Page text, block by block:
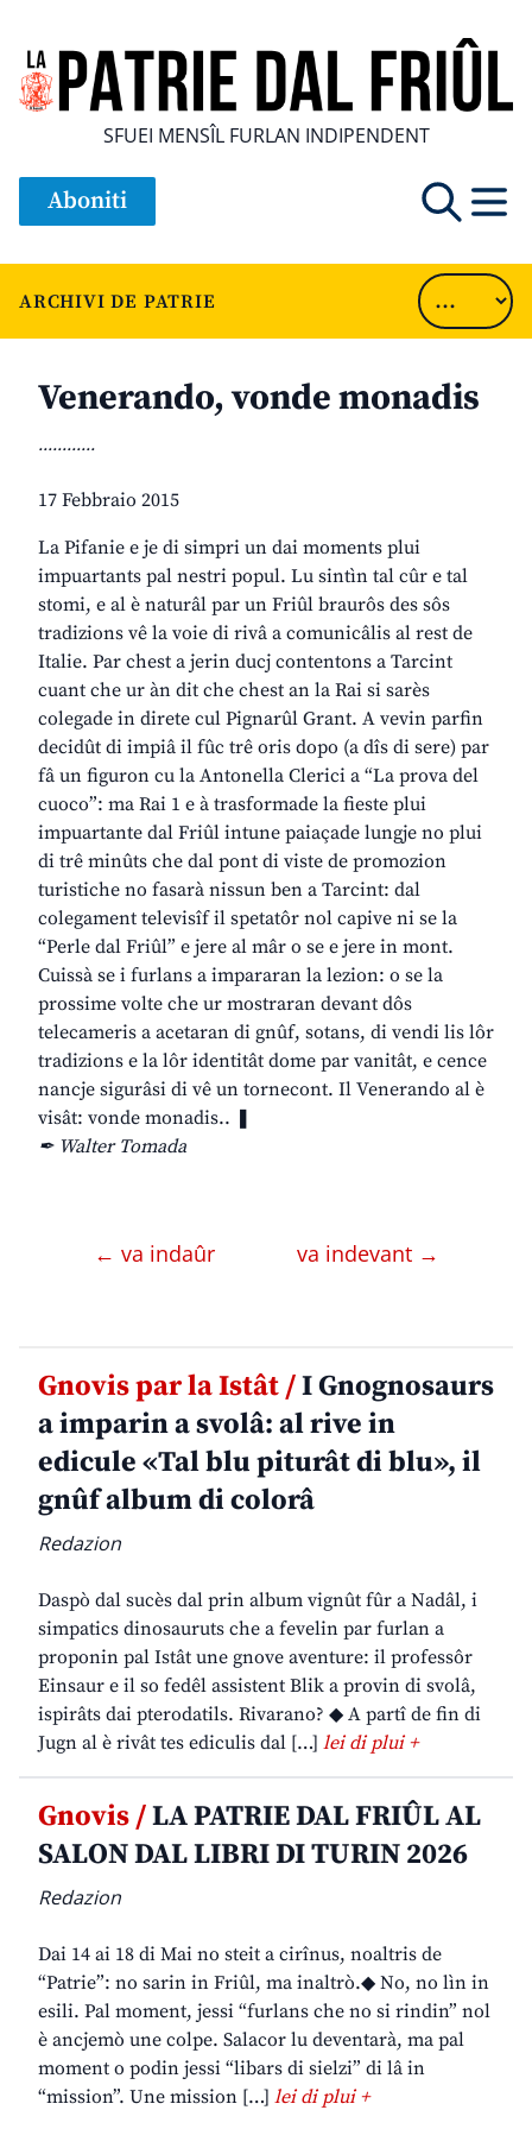
SFUEI MENSÎL FURLAN INDIPENDENT
Aboniti
ARCHIVI DE PATRIE
Venerando, vonde monadis
............
17 Febbraio 2015
La Pifanie e je di simpri un dai moments plui
impuartants pal nestri popul. Lu sintìn tal cûr e tal
stomi, e al è naturâl par un Friûl braurôs des sôs
tradizions vê la voie di rivâ a comunicâlis al rest de
Italie. Par chest a jerin ducj contentons a Tarcint
cuant che ur àn dit che chest an la Rai si sarès
colegade in direte cul Pignarûl Grant. A vevin parfin
decidût di impiâ il fûc trê oris dopo (a dîs di sere) par
fâ un figuron cu la Antonella Clerici a “La prova del
cuoco”: ma Rai 1 e à trasformade la fieste plui
impuartante dal Friûl intune paiaçade lungje no plui
di trê minûts che dal pont di viste de promozion
turistiche no fasarà nissun ben a Tarcint: dal
colegament televisîf il spetatôr nol capive ni se la
“Perle dal Friûl” e jere al mâr o se e jere in mont.
Cuissà se i furlans a impararan la lezion: o se la
prossime volte che ur mostraran devant dôs
telecameris a acetaran di gnûf, sotans, di vendi lis lôr
tradizions e la lôr identitât dome par vanitât, e cence
nancje sigurâsi di vê un tornecont. Il Venerando al è
visât: vonde monadis.. ❚
✒ Walter Tomada
← va indaûr va indevant →
Gnovis par la Istât /I Gnognosaurs
a imparin a svolâ: al rive in
edicule «Tal blu piturât di blu», il
gnûf album di colorâ
Redazion
Daspò dal sucès dal prin album vignût fûr a Nadâl, i
simpatics dinosauruts che a fevelin par furlan a
proponin pal Istât une gnove aventure: il professôr
Einsaur e il so fedêl assistent Blik a provin di svolâ,
ispirâts dai pterodatils. Rivarano? ◆ A partî de fin di
Jugn al è rivât tes ediculis dal […] lei di plui +
Gnovis /LA PATRIE DAL FRIÛL AL
SALON DAL LIBRI DI TURIN 2026
Redazion
Dai 14 ai 18 di Mai no steit a cirînus, noaltris de
“Patrie”: no sarin in Friûl, ma inaltrò.◆ No, no lìn in
esili. Pal moment, jessi “furlans che no si rindin” nol
è ancjemò une colpe. Salacor lu deventarà, ma pal
moment o podin jessi “libars di sielzi” di lâ in
“mission”. Une mission […] lei di plui +